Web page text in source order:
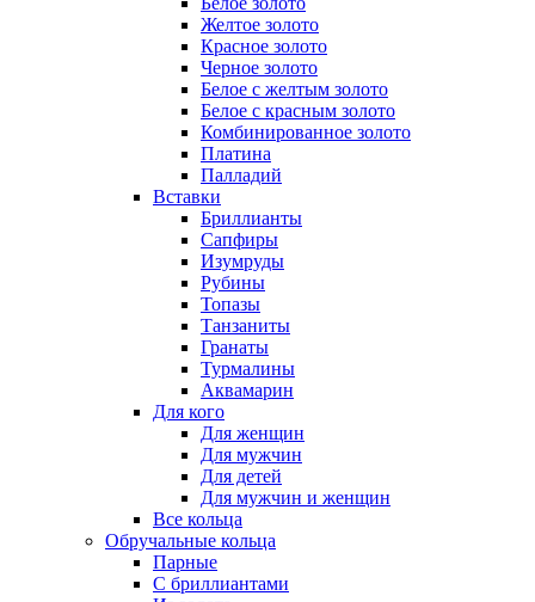
Желтое золото
Красное золото
Черное золото
Белое с желтым золото
Белое с красным золото
Комбинированное золото
Платина
Палладий
Вставки
Бриллианты
Сапфиры
Изумруды
Рубины
Топазы
Танзаниты
Гранаты
Турмалины
Аквамарин
Для кого
Для женщин
Для мужчин
Для детей
Для мужчин и женщин
Все кольца
Обручальные кольца
Парные
С бриллиантами